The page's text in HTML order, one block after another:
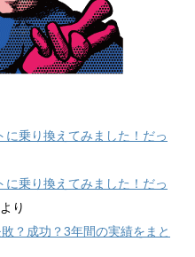
乗り換えてみました！だっ
乗り換えてみました！だっ
より
？成功？3年間の実績をまと